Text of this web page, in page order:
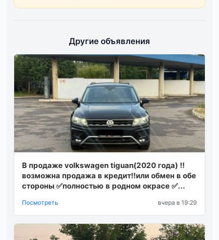
Другие объявления
В продаже volkswagen tiguan(2020 года) ‼️
возможна продажа в кредит‼️или обмен в обе
стороны ✅полностью в родном окрасе ✅...
Посмотреть вчера в 19:29